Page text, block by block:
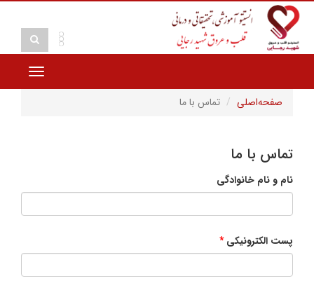
Toggle
صفحه‌اصلی
تماس با ما
تماس با ما
نام و نام خانوادگی
پست الکترونیکی